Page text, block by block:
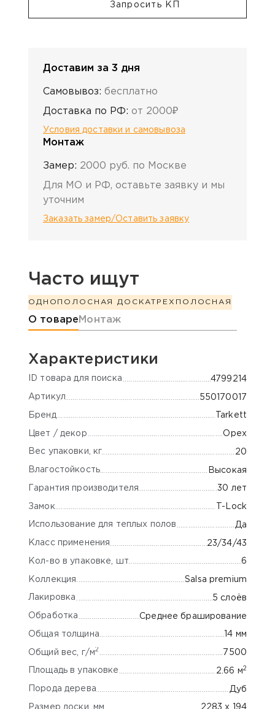
Запросить КП
Доставим за 3 дня
Самовывоз: бесплатно
Доставка по РФ: от 2000₽
Условия доставки и самовывоза
Монтаж
Замер: 2000 руб. по Москве
Для МО и РФ, оставьте заявку и мы
уточним
Заказать замер/Оставить заявку
Часто ищут
ОДНОПОЛОСНАЯ ДОСКА ТРЕХПОЛОСНАЯ
Информация о товаре
О товаре Монтаж
Характеристики
ID товара для поиска 4799214
Артикул 550170017
Бренд Tarkett
Цвет / декор Орех
Вес упаковки, кг 20
Влагостойкость Высокая
Гарантия производителя 30 лет
Замок T-Lock
Использование для теплых полов Да
Класс применения 23/34/43
Кол-во в упаковке, шт 6
Коллекция Salsa premium
Лакировка 5 слоёв
Обработка Среднее браширование
Общая толщина 14 мм
Общий вес, г/м2 7500
Площадь в упаковке 2.66 м2
Порода дерева Дуб
Размер доски, мм 2283 x 194